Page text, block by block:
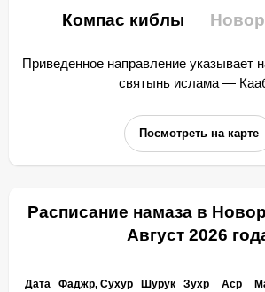
Компас киблы
Приведенное направление указывает
святынь ислама —
Посмотреть на карте
Расписание намаза в
Август 2026
Дата Фаджр, Сухур Шурук Зухр Аср